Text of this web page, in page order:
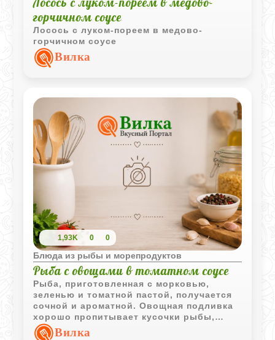
горчичном соусе
Лосось с луком-пореем в медово-
горчичном соусе
Вилка
1,93K 0 0
Блюда из рыбы и морепродуктов
Рыба с овощами в томатном соусе
Рыба, приготовленная с морковью,
зеленью и томатной пастой, получается
сочной и ароматной. Овощная подливка
хорошо пропитывает кусочки рыбы,
делая блюдо насыщенным и аппетитным.
Вилка